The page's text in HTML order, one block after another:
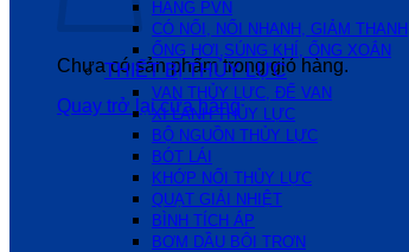
Chưa có sản phẩm trong giỏ hàng.
Quay trở lại cửa hàng
HÃNG PVN
CÓ NỐI, NỐI NHANH, GIẢM
ỐNG HƠI,SÚNG KHÍ, ỐNG XOẮN
THIẾT BỊ THỦY LỰC
VAN THỦY LỰC, ĐẾ VAN
XI LANH THỦY LỰC
BỘ NGUỒN THỦY LỰC
BÓT LÁI
KHỚP NỐI THỦY LỰC
QUẠT GIẢI NHIỆT
BÌNH TÍCH ÁP
BƠM DẦU BÔI TRƠN